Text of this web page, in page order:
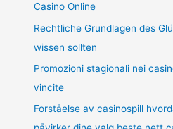
Casino Online
Rechtliche Grundlagen des
wissen sollten
Promozioni stagionali nei
vincite
Forståelse av casinospill